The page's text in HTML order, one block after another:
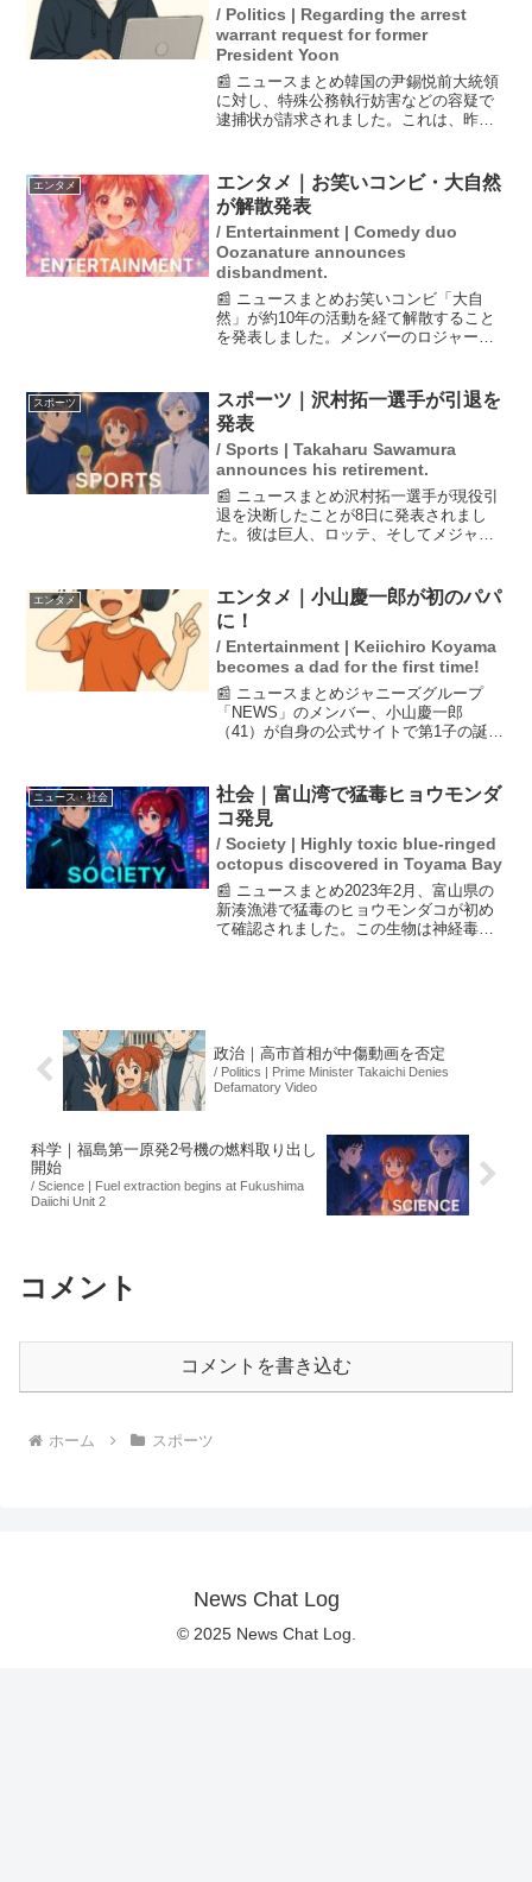
/ Politics | Regarding the arrest
warrant request for former
President Yoon
📰 ニュースまとめ韓国の尹錫悦前大統領
に対し、特殊公務執行妨害などの容疑で
逮捕状が請求されました。これは、昨年
す。尹氏はこれまでに2回事情聴取を受け
ており、職権乱用や...
エンタメ
エンタメ｜お笑いコンビ・大自然
が解散発表
/ Entertainment | Comedy duo
Oozanature announces
disbandment.
📰 ニュースまとめお笑いコンビ「大自
然」が約10年の活動を経て解散すること
を発表しました。メンバーのロジャーが
べています。ファンにとっては非常に寂
しいニュースですが、...
スポーツ
スポーツ｜沢村拓一選手が引退を
発表
/ Sports | Takaharu Sawamura
announces his retirement.
📰 ニュースまとめ沢村拓一選手が現役引
退を決断したことが8日に発表されまし
た。彼は巨人、ロッテ、そしてメジャー
です。引退の理由は本人が望むようなオ
ファーがなかったた...
エンタメ
エンタメ｜小山慶一郎が初のパパ
に！
/ Entertainment | Keiichiro Koyama
becomes a dad for the first time!
📰 ニュースまとめジャニーズグループ
「NEWS」のメンバー、小山慶一郎
（41）が自身の公式サイトで第1子の誕生
NEWSの現役メンバーとして初のパパと
なります。彼は小さな...
ニュース・社会
社会｜富山湾で猛毒ヒョウモンダ
コ発見
/ Society | Highly toxic blue-ringed
octopus discovered in Toyama Bay
📰 ニュースまとめ2023年2月、富山県の
新湊漁港で猛毒のヒョウモンダコが初め
て確認されました。この生物は神経毒テ
政治｜高市首相が中傷動画を否定
/ Politics | Prime Minister Takaichi Denies
Defamatory Video
科学｜福島第一原発2号機の燃料取り出し
開始
/ Science | Fuel extraction begins at Fukushima
Daiichi Unit 2
コメント
コメントを書き込む
ホーム スポーツ
News Chat Log
© 2025 News Chat Log.